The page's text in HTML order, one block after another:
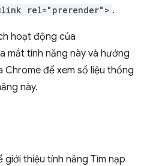
rel="prerender"> .
hoạt động của
mắt tính năng này và hướng
để xem số liệu thống
này.
thiệu tính năng Tìm nạp